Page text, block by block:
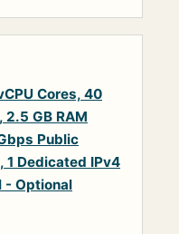
Cores, 40
2.5 GB RAM
Public
1 Dedicated IPv4
- Optional